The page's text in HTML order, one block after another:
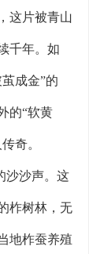
这片被青山
千年。如
成金”的
的“软黄
奇。
沙声。这
柞树林，无
地柞蚕养殖